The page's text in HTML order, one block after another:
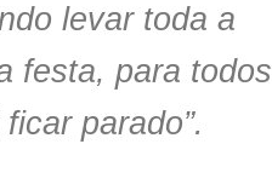
levar toda a
festa, para todos
parado”.